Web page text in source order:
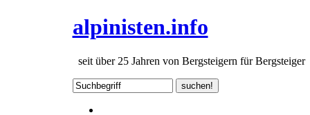
alpinisten.info
seit über 25 Jahren von Bergsteigern für Bergsteiger